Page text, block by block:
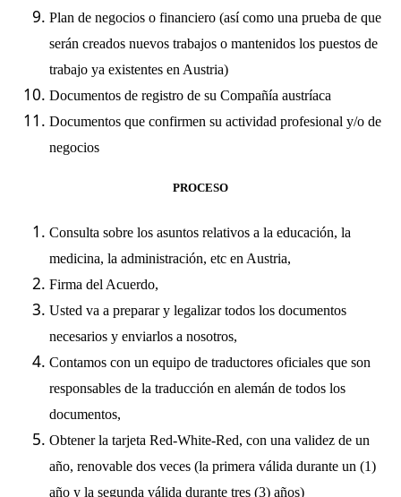
Plan de negocios o financiero (así como una prueba de que
serán creados nuevos trabajos o mantenidos los puestos de
trabajo ya existentes en Austria)
Documentos de registro de su Compañía austríaca
Documentos que confirmen su actividad profesional y/o de
negocios
PROCESO
Consulta sobre los asuntos relativos a la educación, la
medicina, la administración, etc en Austria,
Firma del Acuerdo,
Usted va a preparar y legalizar todos los documentos
necesarios y enviarlos a nosotros,
Contamos con un equipo de traductores oficiales que son
responsables de la traducción en alemán de todos los
documentos,
Obtener la tarjeta Red-White-Red, con una validez de un
año, renovable dos veces (la primera válida durante un (1)
año y la segunda válida durante tres (3) años)